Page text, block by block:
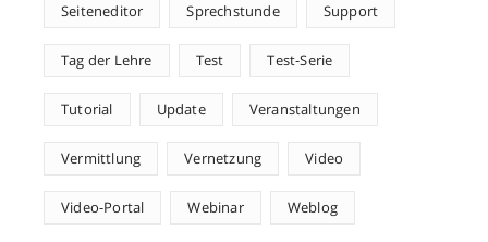
Seiteneditor Sprechstunde Support
Tag der Lehre Test Test-Serie
Tutorial Update Veranstaltungen
Vermittlung Vernetzung Video
Video-Portal Webinar Weblog